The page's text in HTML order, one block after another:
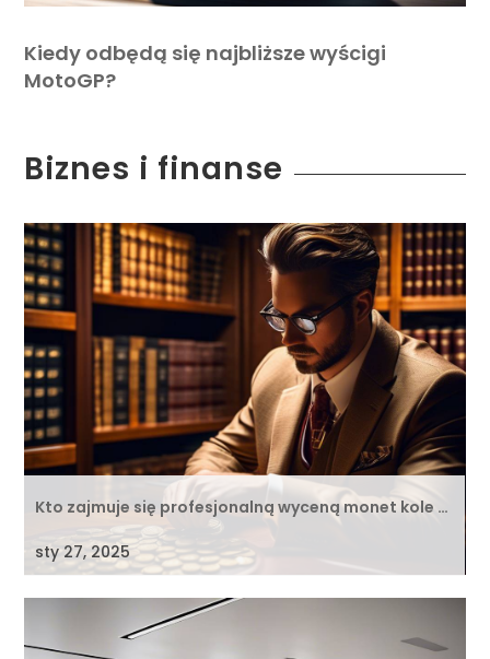
Kiedy odbędą się najbliższe wyścigi
MotoGP?
Biznes i finanse
Kto zajmuje się profesjonalną wyceną monet kole …
sty 27, 2025